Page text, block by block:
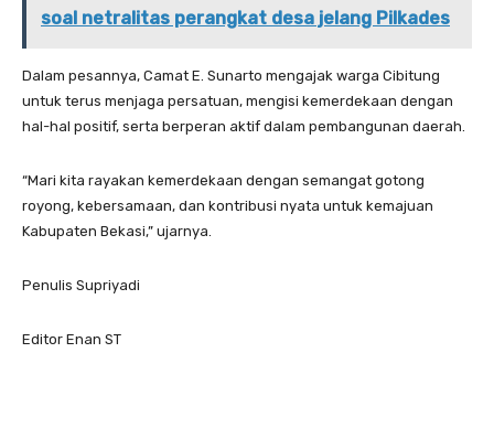
soal netralitas perangkat desa jelang Pilkades
‎‎Dalam pesannya, Camat E. Sunarto mengajak warga Cibitung
untuk terus menjaga persatuan, mengisi kemerdekaan dengan
hal-hal positif, serta berperan aktif dalam pembangunan daerah.
‎‎“Mari kita rayakan kemerdekaan dengan semangat gotong
royong, kebersamaan, dan kontribusi nyata untuk kemajuan
Kabupaten Bekasi,” ujarnya.
Penulis Supriyadi
Editor Enan ST